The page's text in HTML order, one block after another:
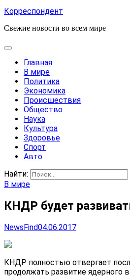
Корреспондент
Свежие новости во всем мире
Главная
В мире
Политика
Экономика
Происшествия
Общество
Наука
Культура
Здоровье
Спорт
Авто
Найти:
В мире
КНДР будет
NewsFind04.06.2017
КНДР полностью отвергает
продолжать развитие ядерного